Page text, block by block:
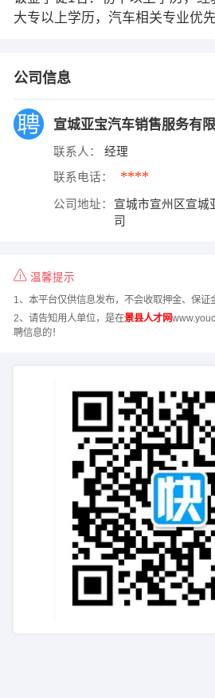
大专以上学历，汽车相关专业优
公司信息
宣城亚宝汽车销售服务有
联系人： 经理
联系电话： ****
公司地址：
宣城市宣州区宣城
司
温馨提示
1、本平台仅供信息发布，不会收取押金、保证
2、请告知用人单位，是在景县人才网
聘信息的！